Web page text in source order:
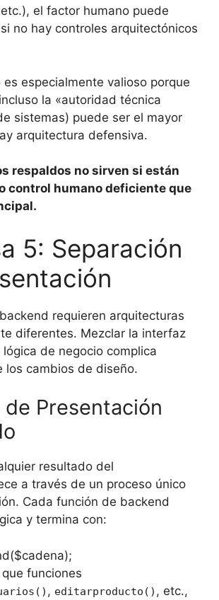
el factor humano puede
no hay controles arquitectónicos
es especialmente valioso porque
la «autoridad técnica
sistemas) puede ser el mayor
arquitectura defensiva.
respaldos no sirven si están
control humano deficiente que
5: Separación
requieren arquitecturas
diferentes. Mezclar la interfaz
de negocio complica
los cambios de diseño.
de Presentación
resultado del
a través de un proceso único
Cada función de backend
y termina con:
funciones
, editarproducto() , etc.,